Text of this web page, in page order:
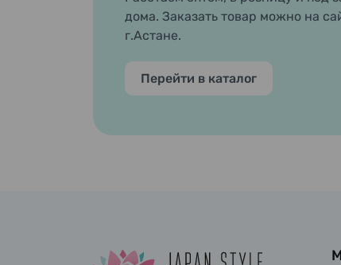
дома. Заказать товар можно на
г.Астане.
Перейти в каталог